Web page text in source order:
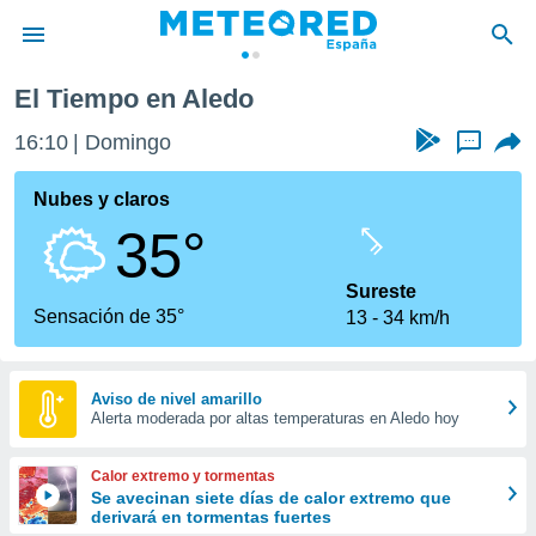
de
por
que se
calidad.
a este
las
y
forma
digital
basada
El Tiempo en Aledo
16:10 Domingo ...
Nubes y claros
35°
Sensación de 35°
Sureste
13
34 km/h
Aviso de nivel amarillo
Alerta moderada por altas temperaturas en Aledo hoy
Calor extremo y tormentas
Se avecinan siete días de calor extremo que
derivará en tormentas fuertes